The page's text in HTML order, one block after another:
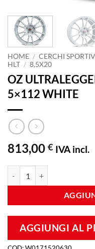
HOME / CERCHI
HLT / 8,5X20
OZ
5×112 WHITE
813,00 € IVA incl.
AGGIUNGI AL